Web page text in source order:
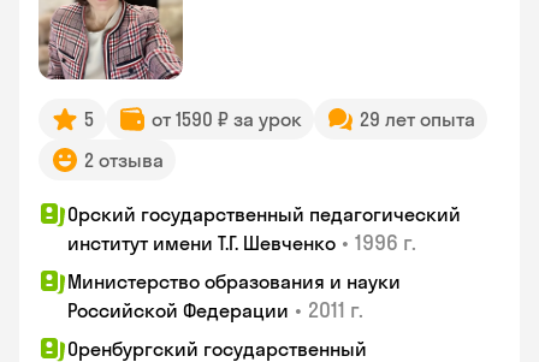
5 от 1590 ₽ за урок
29 лет опыта
2 отзыва
Орский государственный педагогический
институт имени Т.Г. Шевченко • 1996 г.
Министерство образования и науки
Российской Федерации • 2011 г.
Оренбургский государственный